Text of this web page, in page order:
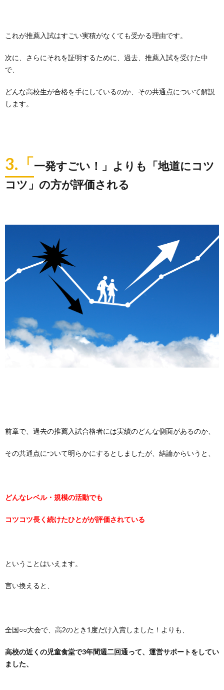
これが推薦入試はすごい実積がなくても受かる理由です。
次に、 さらにそれを証明するために、過去、推薦入試を受けた中
で、
どんな高校生が合格を手にしているのか、 その共通点について解説
します。
3.「一発すごい！」よりも「地道にコツ
コツ」の方が評価される
前章で、過去の推薦入試合格者には実績のどんな側面があるのか、
その共通点について明らかにするとしましたが、結論からいうと、
どんなレベル・ 規模の活動でも
コツコツ長く続けたひとがが評価されている
ということはいえます。
言い換えると、
全国○○大会で、高2のとき1度だけ入賞しました ！よりも、
高校の近くの児童食堂で3年間週二回通って、 運営サポートをしてい
ました、